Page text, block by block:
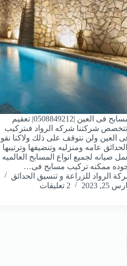
تركيب مسابح فى العين |0508849212| تعقيم
شركتنا شركه الرواد فىتركيب
العين ولن نتوقف على ذلك ولاكنا
عامه ومنزليه وتنضيفها وترتيبها
صيانه لجميع انواع المسابح العالميه
ممكنه تركيب مسابح فى…
الرواد للزراعة و تنسيق الحدائق
25, 2023
2 تعليقات